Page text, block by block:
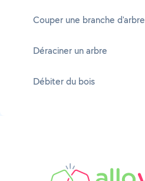
Couper une branche d'arbre
Déraciner un arbre
Débiter du bois